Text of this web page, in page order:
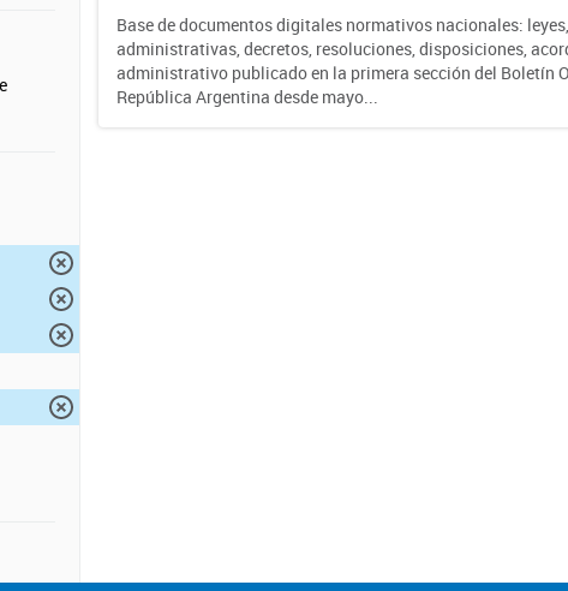
Base de documentos digitales normativos nacionales:
administrativas, decretos, resoluciones, disposiciones,
administrativo publicado en la primera sección del Boletín
República Argentina desde mayo...